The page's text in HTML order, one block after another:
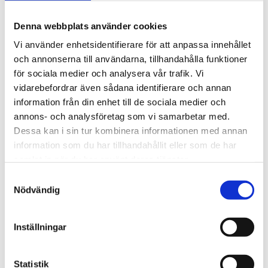
Denna webbplats använder cookies
Vi använder enhetsidentifierare för att anpassa innehållet
och annonserna till användarna, tillhandahålla funktioner
för sociala medier och analysera vår trafik. Vi
vidarebefordrar även sådana identifierare och annan
information från din enhet till de sociala medier och
annons- och analysföretag som vi samarbetar med.
Dessa kan i sin tur kombinera informationen med annan
information som du har tillhandahållit eller som de har
Nödvändig
Inställningar
Statistik
Vardag
Fem koppar kaffe om
dagen kan minska cancer­